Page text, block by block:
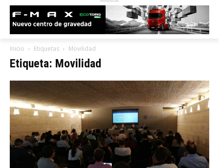
Inicio Etiquetas Movilidad
Etiqueta: Movilidad